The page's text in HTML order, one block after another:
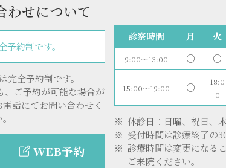
わせについて
予約制です。
完全予約制です。
ご予約が可能な場合が
話にてお問い合わせく
WEB予約
診察時間 月 火
9:00〜13:00 ○ ○
15:00〜19:00 ○
18:0
0
休診日：日曜、祝日、
受付時間は診療終了の
診療時間は変更になる
ご来院ください。